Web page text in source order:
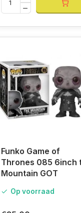
Funko Game of
Thrones 085 6inch
Mountain GOT
Op voorraad